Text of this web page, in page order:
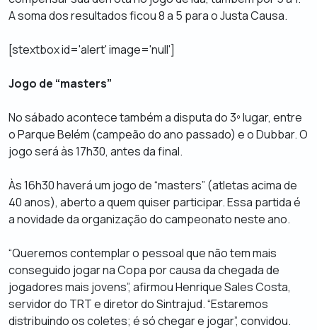
A soma dos resultados ficou 8 a 5 para o Justa Causa.
[stextbox id='alert' image='null']
Jogo de “masters”
No sábado acontece também a disputa do 3º lugar, entre
o Parque Belém (campeão do ano passado) e o Dubbar. O
jogo será às 17h30, antes da final.
Às 16h30 haverá um jogo de “masters” (atletas acima de
40 anos), aberto a quem quiser participar. Essa partida é
a novidade da organização do campeonato neste ano.
“Queremos contemplar o pessoal que não tem mais
conseguido jogar na Copa por causa da chegada de
jogadores mais jovens”, afirmou Henrique Sales Costa,
servidor do TRT e diretor do Sintrajud. “Estaremos
distribuindo os coletes; é só chegar e jogar”, convidou.